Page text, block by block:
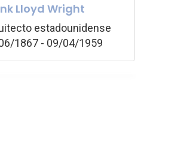
Lloyd Wright
estadounidense
1867 - 09/04/1959